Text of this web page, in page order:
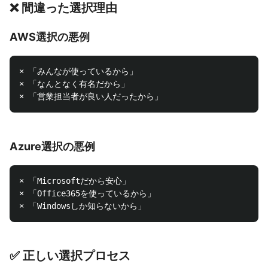
❌ 間違った選択理由
AWS選択の悪例
× 「みんなが使っているから」
× 「なんとなく有名だから」
Azure選択の悪例
× 「Microsoftだから安心」
× 「Office365を使っているから」
✅ 正しい選択プロセス